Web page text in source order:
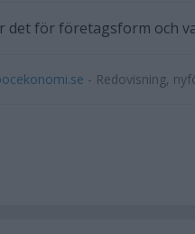
det för företagsform och
- Redovisning,